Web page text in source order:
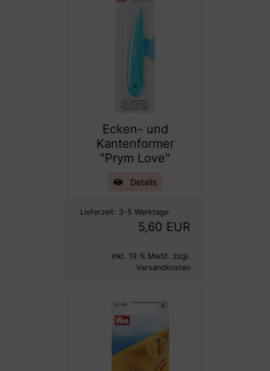
Ecken- und
Kantenformer
"Prym Love"
Details
Lieferzeit: 3-5 Werktage
5,60 EUR
inkl. 19 % MwSt. zzgl.
Versandkosten